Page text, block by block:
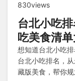
830views
台北小吃
吃美食清
想知道台北小吃
台北小吃排名，
藏版美食，帮你